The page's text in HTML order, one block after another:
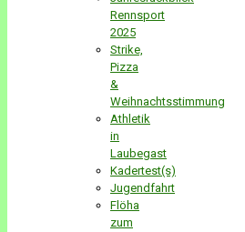
Rennsport
2025
Strike,
Pizza
&
Weihnachtsstimmung
Athletik
in
Laubegast
Kadertest(s)
Jugendfahrt
Flöha
zum